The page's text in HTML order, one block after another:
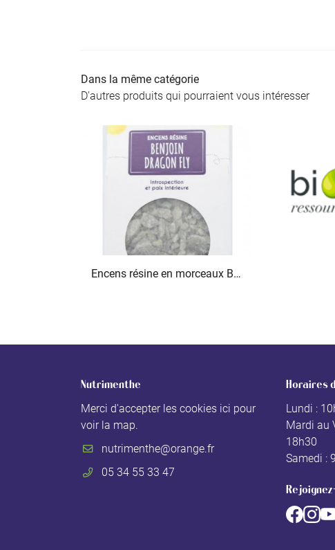
Dans la même catégorie
D'autres produits qui pourraient vous intéresser
Encens résine en morceaux Benjoin Dragon Fly 50 g
Nutrimenthe
Merci d'accepter les cookies ici pour
voir la map.
05 34 55 33 47
Horaires
Lundi :
Mardi au
18h30
Samedi :